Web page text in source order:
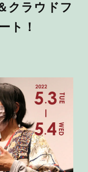
クラウドフ
ト！